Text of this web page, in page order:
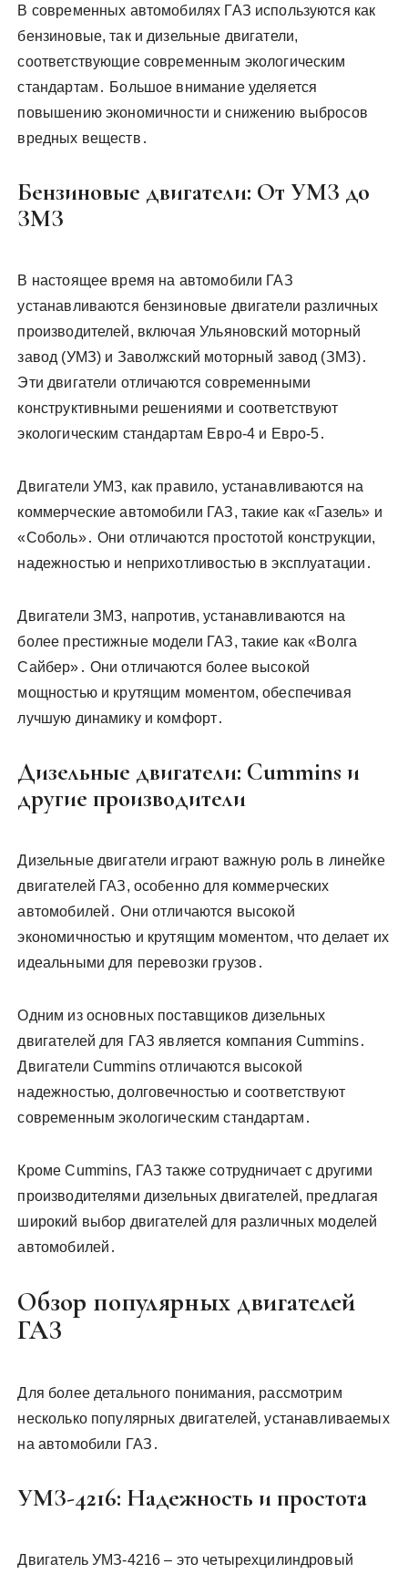
В современных автомобилях ГАЗ используются как
бензиновые, так и дизельные двигатели,
соответствующие современным экологическим
стандартам․ Большое внимание уделяется
повышению экономичности и снижению выбросов
вредных веществ․
Бензиновые двигатели: От УМЗ до
ЗМЗ
В настоящее время на автомобили ГАЗ
устанавливаются бензиновые двигатели различных
производителей, включая Ульяновский моторный
завод (УМЗ) и Заволжский моторный завод (ЗМЗ)․
Эти двигатели отличаются современными
конструктивными решениями и соответствуют
экологическим стандартам Евро-4 и Евро-5․
Двигатели УМЗ, как правило, устанавливаются на
коммерческие автомобили ГАЗ, такие как «Газель» и
«Соболь»․ Они отличаются простотой конструкции,
надежностью и неприхотливостью в эксплуатации․
Двигатели ЗМЗ, напротив, устанавливаются на
более престижные модели ГАЗ, такие как «Волга
Сайбер»․ Они отличаются более высокой
мощностью и крутящим моментом, обеспечивая
лучшую динамику и комфорт․
Дизельные двигатели: Cummins и
другие производители
Дизельные двигатели играют важную роль в линейке
двигателей ГАЗ, особенно для коммерческих
автомобилей․ Они отличаются высокой
экономичностью и крутящим моментом, что делает их
идеальными для перевозки грузов․
Одним из основных поставщиков дизельных
двигателей для ГАЗ является компания Cummins․
Двигатели Cummins отличаются высокой
надежностью, долговечностью и соответствуют
современным экологическим стандартам․
Кроме Cummins, ГАЗ также сотрудничает с другими
производителями дизельных двигателей, предлагая
широкий выбор двигателей для различных моделей
автомобилей․
Обзор популярных двигателей
ГАЗ
Для более детального понимания, рассмотрим
несколько популярных двигателей, устанавливаемых
на автомобили ГАЗ․
УМЗ-4216: Надежность и простота
Двигатель УМЗ-4216 – это четырехцилиндровый